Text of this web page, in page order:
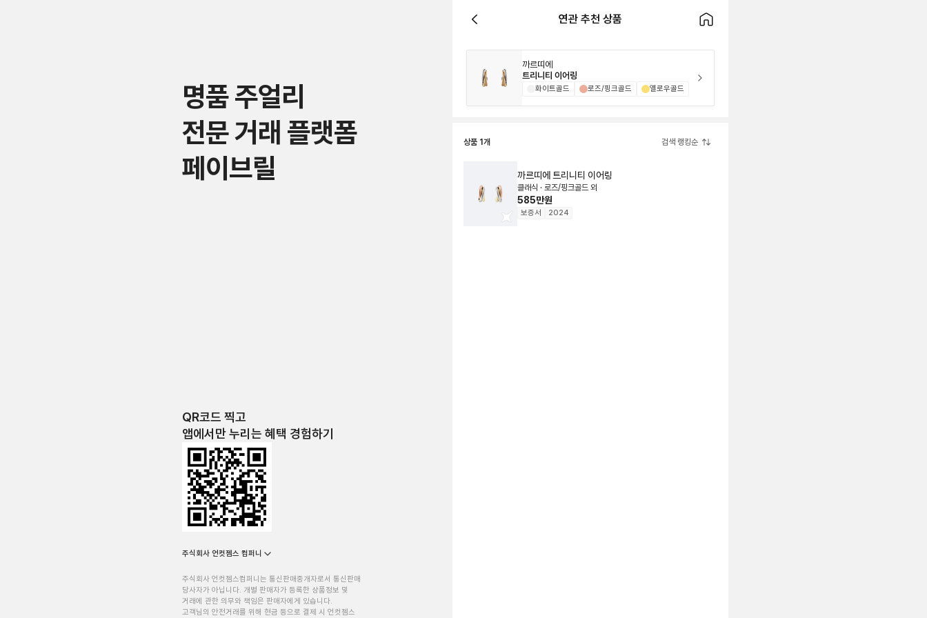
명품 주얼리
전문 거래 플랫폼
페이브릴
QR코드 찍고
앱에서만 누리는 혜택 경험하기
주식회사 언컷젬스 컴퍼니
주식회사 언컷젬스컴퍼니는 통신판매중개자로서 통신판매
당사자가 아닙니다. 개별 판매자가 등록한 상품정보 및
거래에 관한 의무와 책임은 판매자에게 있습니다.
고객님의 안전거래를 위해 현금 등으로 결제 시 언컷젬스
연관 추천 상품
까르띠에
트리니티 이어링
화이트골드 로즈/핑크골드 옐로우골드
상품 1 개 검색 랭킹순
까르띠에 트리니티 이어링
클래식 · 로즈/핑크골드 외
585만원
보증서 2024